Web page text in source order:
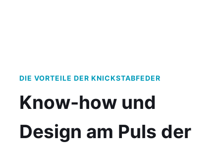
DIE VORTEILE DER KNICKSTABFEDER
Know-how und
Design am Puls der